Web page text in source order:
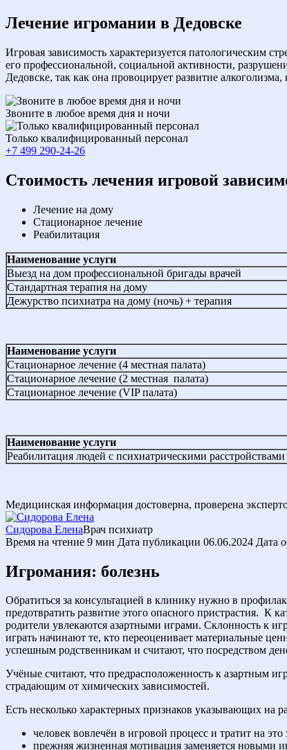
Лечение игромании в Дедовске
Игровая зависимость характеризуется патологическим
его профессиональной, социальной активности,
Дедовске, так как она провоцирует развитие
Звоните в любое время дня и ночи
Только квалифицированный персонал
+7 499 290-24-26
Cтоимость лечения игровой
Лечение на дому
Стационарное лечение
Реабилитация
Наименование услуги
Выезд на дом профессиональной бригады врачей
Стандартная терапия на дому
Дежурство психиатра на дому (ночь) + терапия
Наименование услуги
Стационарное лечение (4 местная палата)
Стационарное лечение (2 местная палата)
Стационарное лечение (VIP палата)
Наименование услуги
Реабилитация людей с психиатрическими расстройствами
Медицинская информация достоверна, проверена
Сидорова ЕленаВрач психиатр
Время на чтение 9 мин Дата публикации 06.06.2024 Дата
Игромания: болезнь
Обратиться за консультацией в клинику нужно в
предотвратить развитие этого опасного пристрастия. К
родители увлекаются азартными играми. Склонность к
играть начинают те, кто переоценивает материальные
успешным родственникам и считают, что посредством
Учёные считают, что предрасположенность к азартным
страдающим от химических зависимостей.
Есть несколько характерных признаков указывающих на
человек вовлечён в игровой процесс и тратит на
прежняя жизненная мотивация заменяется новыми